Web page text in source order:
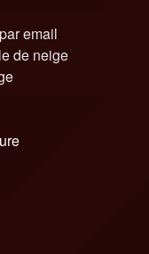
email
de neige